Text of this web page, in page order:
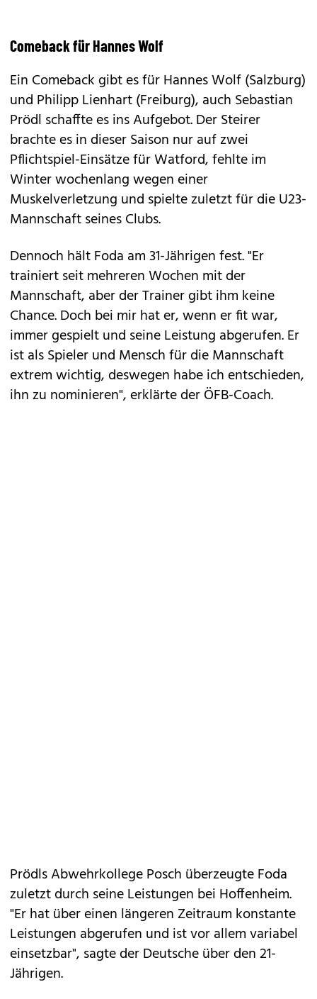
Comeback für Hannes Wolf
Ein Comeback gibt es für Hannes Wolf (Salzburg)
und Philipp Lienhart (Freiburg), auch Sebastian
Prödl schaffte es ins Aufgebot. Der Steirer
brachte es in dieser Saison nur auf zwei
Pflichtspiel-Einsätze für Watford, fehlte im
Winter wochenlang wegen einer
Muskelverletzung und spielte zuletzt für die U23-
Mannschaft seines Clubs.
Dennoch hält Foda am 31-Jährigen fest. "Er
trainiert seit mehreren Wochen mit der
Mannschaft, aber der Trainer gibt ihm keine
Chance. Doch bei mir hat er, wenn er fit war,
immer gespielt und seine Leistung abgerufen. Er
ist als Spieler und Mensch für die Mannschaft
extrem wichtig, deswegen habe ich entschieden,
ihn zu nominieren", erklärte der ÖFB-Coach.
Prödls Abwehrkollege Posch überzeugte Foda
zuletzt durch seine Leistungen bei Hoffenheim.
"Er hat über einen längeren Zeitraum konstante
Leistungen abgerufen und ist vor allem variabel
einsetzbar", sagte der Deutsche über den 21-
Jährigen.